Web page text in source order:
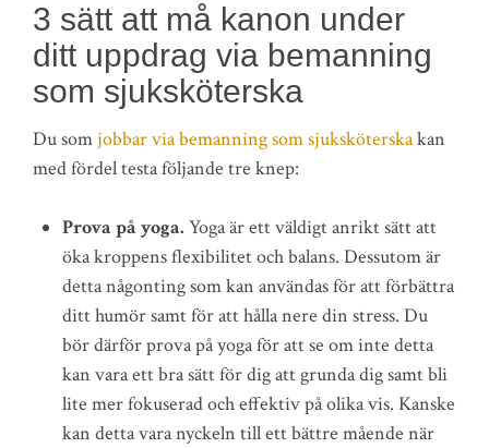
3 sätt att må kanon under
ditt uppdrag via bemanning
som sjuksköterska
Du somjobbar via bemanning som sjuksköterskakan
med fördel testa följande tre knep:
Prova på yoga. Yoga är ett väldigt anrikt sätt att
öka kroppens flexibilitet och balans. Dessutom är
detta någonting som kan användas för att förbättra
ditt humör samt för att hålla nere din stress. Du
bör därför prova på yoga för att se om inte detta
kan vara ett bra sätt för dig att grunda dig samt bli
lite mer fokuserad och effektiv på olika vis. Kanske
kan detta vara nyckeln till ett bättre mående när